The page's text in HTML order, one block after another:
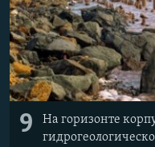
9
На горизонте